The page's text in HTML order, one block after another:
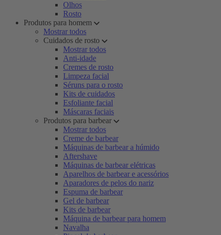
Olhos
Rosto
Produtos para homem
Mostrar todos
Cuidados de rosto
Mostrar todos
Anti-idade
Cremes de rosto
Limpeza facial
Séruns para o rosto
Kits de cuidados
Esfoliante facial
Máscaras faciais
Produtos para barbear
Mostrar todos
Creme de barbear
Máquinas de barbear a húmido
Aftershave
Máquinas de barbear elétricas
Aparelhos de barbear e acessórios
Aparadores de pelos do nariz
Espuma de barbear
Gel de barbear
Kits de barbear
Máquina de barbear para homem
Navalha